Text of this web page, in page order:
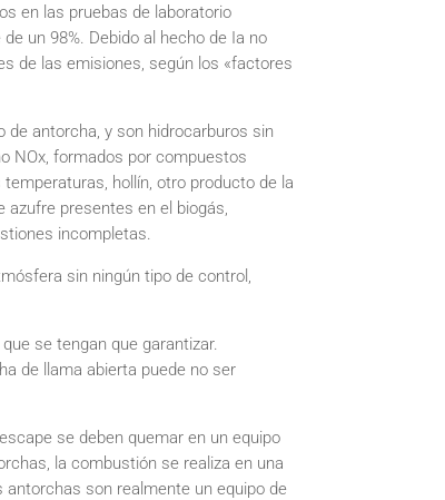
en las pruebas de laboratorio
un 98%. Debido al hecho de Ia no
de las emisiones, según los «factores
antorcha, y son hidrocarburos sin
NOx, formados por compuestos
hollín, otro producto de la
presentes en el biogás,
incompletas.
sin ningún tipo de control,
se tengan que garantizar.
de llama abierta puede no ser
se deben quemar en un equipo
la combustión se realiza en una
son realmente un equipo de